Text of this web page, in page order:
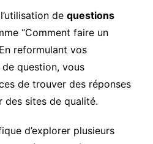
de questions
“Comment faire un
reformulant vos
question, vous
de trouver des réponses
des sites de qualité.
d’explorer plusieurs